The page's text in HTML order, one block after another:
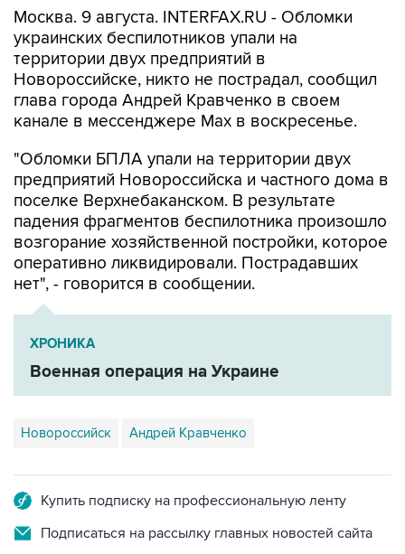
Москва. 9 августа. INTERFAX.RU - Обломки
украинских беспилотников упали на
территории двух предприятий в
Новороссийске, никто не пострадал, сообщил
глава города Андрей Кравченко в своем
канале в мессенджере Max в воскресенье.
"Обломки БПЛА упали на территории двух
предприятий Новороссийска и частного дома в
поселке Верхнебаканском. В результате
падения фрагментов беспилотника произошло
возгорание хозяйственной постройки, которое
оперативно ликвидировали. Пострадавших
нет", - говорится в сообщении.
ХРОНИКА
Военная операция на Украине
Новороссийск Андрей Кравченко
Купить подписку на профессиональную ленту
Подписаться на рассылку главных новостей сайта